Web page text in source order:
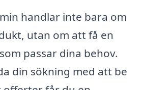
handlar inte bara om
utan om att få en
passar dina behov.
din sökning med att be